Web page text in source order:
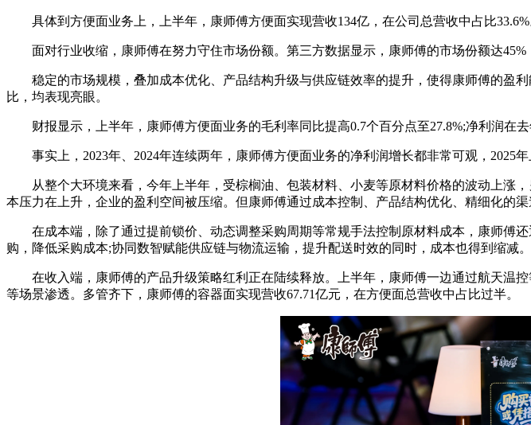
具体到方便面业务上，上半年，康师傅方便面实现营收134亿，在公司总营收中占比33.6%
面对行业收缩，康师傅在努力守住市场份额。第三方数据显示，康师傅的市场份额达45%
稳定的市场规模，叠加成本优化、产品结构升级与供应链效率的提升，使得康师傅的盈
比，均表现亮眼。
财报显示，上半年，康师傅方便面业务的毛利率同比提高0.7个百分点至27.8%;净利润在去
事实上，2023年、2024年连续两年，康师傅方便面业务的净利润增长都非常可观，2025年
从整个大环境来看，今年上半年，受棕榈油、包装材料、小麦等原材料价格的波动上涨
本压力在上升，企业的盈利空间被压缩。但康师傅通过成本控制、产品结构优化、精细化的
在成本端，除了通过提前锁价、动态调整采购周期等常规手法控制原材料成本，康师傅
购，降低采购成本;协同数智赋能供应链与物流运输，提升配送时效的同时，成本也得到缩减。
在收入端，康师傅的产品升级策略红利正在陆续释放。上半年，康师傅一边通过航天温
等场景渗透。多管齐下，康师傅的容器面实现营收67.71亿元，在方便面总营收中占比过半。